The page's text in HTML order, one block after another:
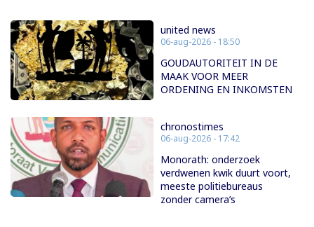
united news
06-aug-2026 - 18:50
GOUDAUTORITEIT IN DE
MAAK VOOR MEER
ORDENING EN INKOMSTEN
chronostimes
06-aug-2026 - 17:42
Monorath: onderzoek
verdwenen kwik duurt voort,
meeste politiebureaus
zonder camera’s